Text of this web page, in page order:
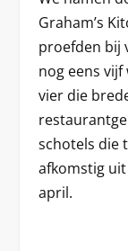
Graham’s
proefden bij
nog eens
vier die
schotels die
afkomstig uit
april.